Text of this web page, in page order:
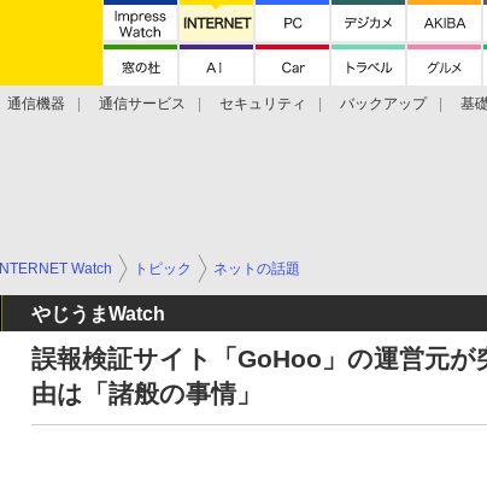
通信機器 通信サービス セキュリティ バックアップ 基
INTERNET Watch トピック ネットの話題
やじうまWatch
誤報検証サイト「GoHoo」の運営元が
由は「諸般の事情」